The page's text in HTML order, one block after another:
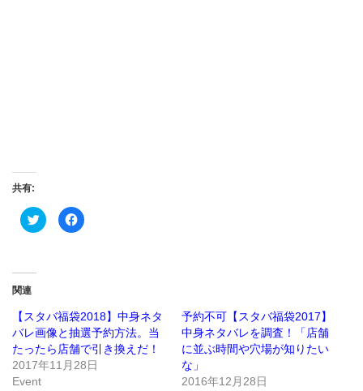
共有:
ク
リ
(新
し
い
ウ
ィ
ン
ド
ウ
Facebook
で
ッ
ク
し
て
く
だ
さ
関連
【スタバ福袋2018】中身ネタ
バレ画像と抽選予約方法。当
たったら店舗で引き換えだ！
2017年11月28日
Event
予約不可【スタバ福袋2017】
中身ネタバレを調査！「店舗
に並ぶ時間や穴場が知りたい
な」
2016年12月28日